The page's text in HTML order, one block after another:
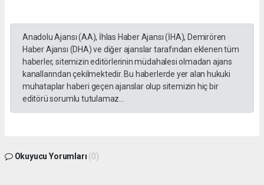
Anadolu Ajansı (AA), İhlas Haber Ajansı (İHA), Demirören
Haber Ajansı (DHA) ve diğer ajanslar tarafından eklenen tüm
haberler, sitemizin editörlerinin müdahalesi olmadan ajans
kanallarından çekilmektedir. Bu haberlerde yer alan hukuki
muhataplar haberi geçen ajanslar olup sitemizin hiç bir
editörü sorumlu tutulamaz...
Okuyucu Yorumları (0)